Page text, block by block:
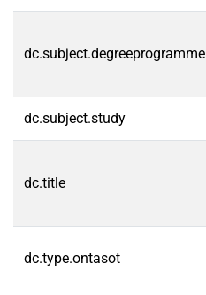
dc.subject.degreeprogramme
dc.subject.study
dc.title
dc.type.ontasot